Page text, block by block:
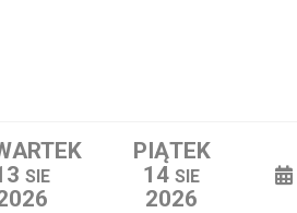
SIE
PIĄTEK
14 SIE
2026